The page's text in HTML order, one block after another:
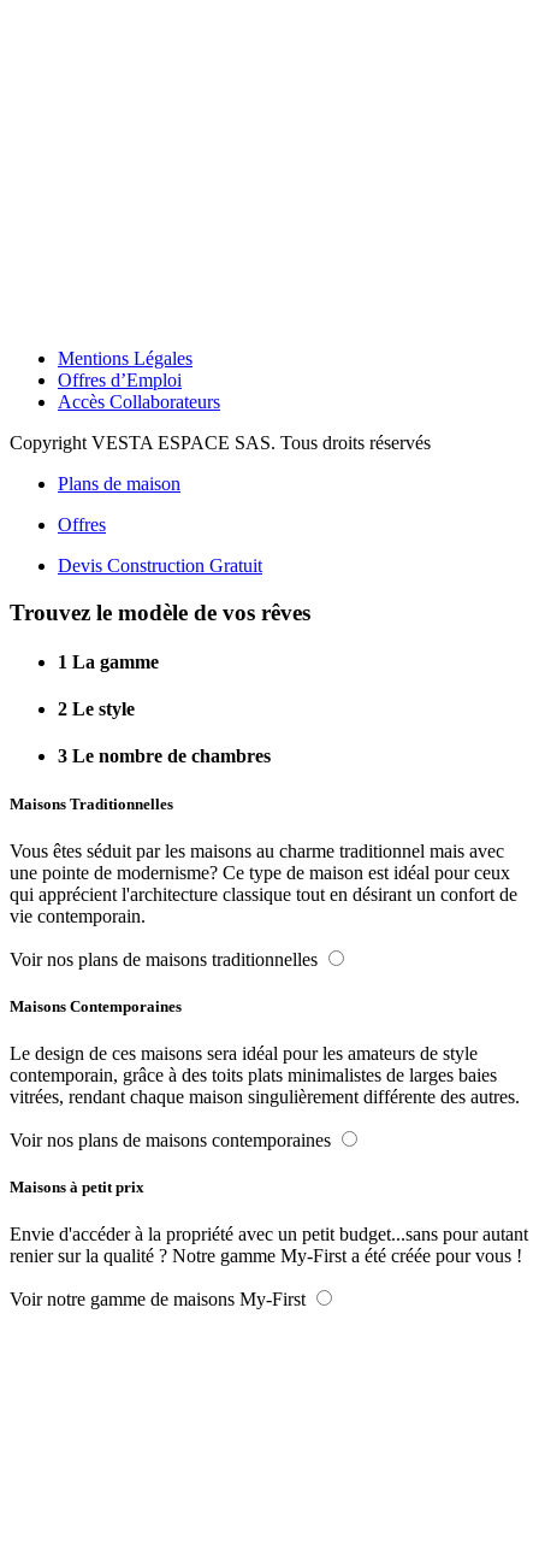
Mentions Légales
Offres d’Emploi
Accès Collaborateurs
Copyright VESTA ESPACE SAS. Tous droits réservés
Plans de maison
Offres
Devis Construction Gratuit
Trouvez le modèle de vos rêves
1 La gamme
2 Le style
3 Le nombre de chambres
Maisons Traditionnelles
Vous êtes séduit par les maisons au charme traditionnel mais avec
une pointe de modernisme? Ce type de maison est idéal pour ceux
qui apprécient l'architecture classique tout en désirant un confort de
vie contemporain.
Voir nos plans de maisons traditionnelles
Maisons Contemporaines
Le design de ces maisons sera idéal pour les amateurs de style
contemporain, grâce à des toits plats minimalistes de larges baies
vitrées, rendant chaque maison singulièrement différente des autres.
Voir nos plans de maisons contemporaines
Maisons à petit prix
Envie d'accéder à la propriété avec un petit budget...sans pour autant
renier sur la qualité ? Notre gamme My-First a été créée pour vous !
Voir notre gamme de maisons My-First